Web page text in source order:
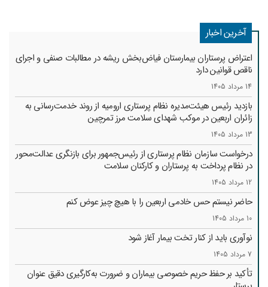
آخرین اخبار
اعتراض پرستاران بیمارستان فیاض‌بخش ریشه در مطالبات صنفی و اجرای
ناقص قوانین دارد
14 مرداد 1405
بازدید رئیس هیئت‌مدیره نظام پرستاری ارومیه از روند خدمت‌رسانی به
زائران اربعین در موکب شهدای سلامت مرز تمرچین
13 مرداد 1405
درخواست سازمان نظام پرستاری از رئیس‌جمهور برای بازنگری عدالت‌محور
در نظام پرداخت به پرستاران و کارکنان سلامت
12 مرداد 1405
حاضر نیستم حس خادمی اربعین را با هیچ چیز عوض کنم
10 مرداد 1405
نوآوری باید از کنار تخت بیمار آغاز شود
7 مرداد 1405
تأکید بر حفظ حریم خصوصی بیماران و ضرورت به‌کارگیری دقیق عنوان